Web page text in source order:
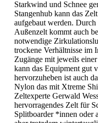
Starkwind und Schnee
Stangenhub kann das
aufgebaut werden.
Außenzelt kommt auch
notwendige
trockene Verhältnisse im
Zugänge mit jeweils
kann das Equipment gut
hervorzuheben ist auch
Nylon das mit Xtreme
Zeltexperte Gerwald
hervorragendes Zelt für
Splitboarder *innen oder